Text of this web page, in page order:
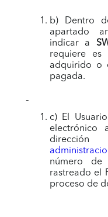
b) Dentro
apartado
indicar a
requiere es
adquirido o
pagada.
c) El
electrónico
dirección
número
rastreado el
proceso de